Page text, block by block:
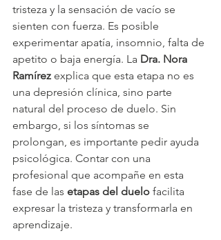
tristeza y la sensación de vacío se
sienten con fuerza. Es posible
experimentar apatía, insomnio, falta de
apetito o baja energía. La Dra. Nora
Ramírez explica que esta etapa no es
una depresión clínica, sino parte
natural del proceso de duelo. Sin
embargo, si los síntomas se
prolongan, es importante pedir ayuda
psicológica. Contar con una
profesional que acompañe en esta
fase de las etapas del duelo facilita
expresar la tristeza y transformarla en
aprendizaje.